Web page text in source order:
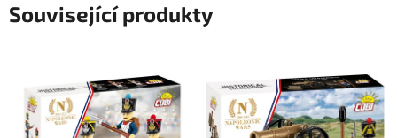
Související produkty